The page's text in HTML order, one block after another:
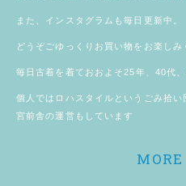
また、 インスタグラム も毎日更新中。
どうぞごゆっくりお買い物をお楽しみ
毎日古着を着ておおよそ25年、40代
個人では ロハスタイル というごみ拾い
宮前舎の運営もしています